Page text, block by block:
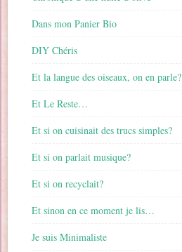
Dans mon Panier Bio
DIY Chéris
Et la langue des oiseaux, on en parle?
Et Le Reste…
Et si on cuisinait des trucs simples?
Et si on parlait musique?
Et si on recyclait?
Et sinon en ce moment je lis…
Je suis Minimaliste